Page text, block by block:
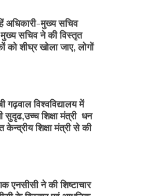
अधिकारी-मुख्य सचिव
सचिव ने की विस्तृत
को शीघ्र खोला जाए, लोगों
विश्वविद्यालय में
सुदृढ,उच्च शिक्षा मंत्री धन
शिक्षा मंत्री से की
एनसीसी ने की शिष्टाचार